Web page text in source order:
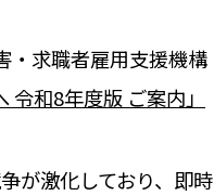
・求職者雇用支援機構
令和8年度版 ご案内」
が激化しており、即時